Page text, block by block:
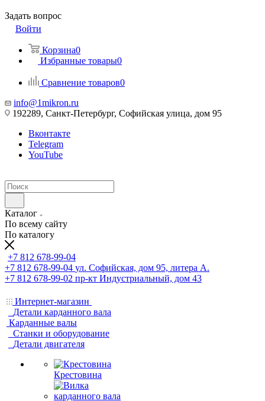
Задать вопрос
Войти
Корзина0
Избранные товары0
Сравнение товаров0
info@1mikron.ru
192289, Санкт-Петербург, Софийская улица, дом 95
Вконтакте
Telegram
YouTube
Каталог
По всему сайту
По каталогу
+7 812 678-99-04
+7 812 678-99-04 ул. Софийская, дом 95, литера А.
+7 812 678-99-02 пр-кт Индустриальный, дом 43
Интернет-магазин
Детали карданного вала
Карданные валы
Станки и оборудование
Детали двигателя
Крестовина